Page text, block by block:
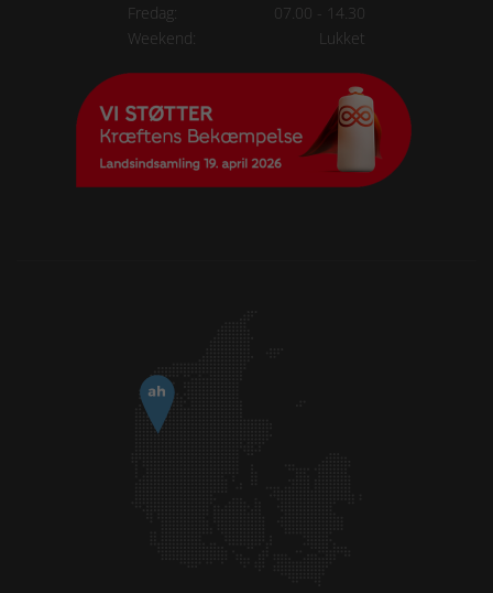
Fredag:
07.00 - 14.30
Weekend:
Lukket